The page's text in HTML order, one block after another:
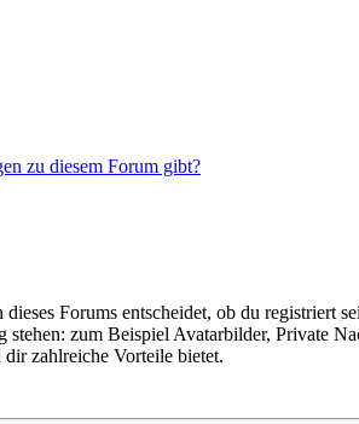
zu diesem Forum gibt?
Forums entscheidet, ob du registriert
zum Beispiel Avatarbilder, Private
zahlreiche Vorteile bietet.